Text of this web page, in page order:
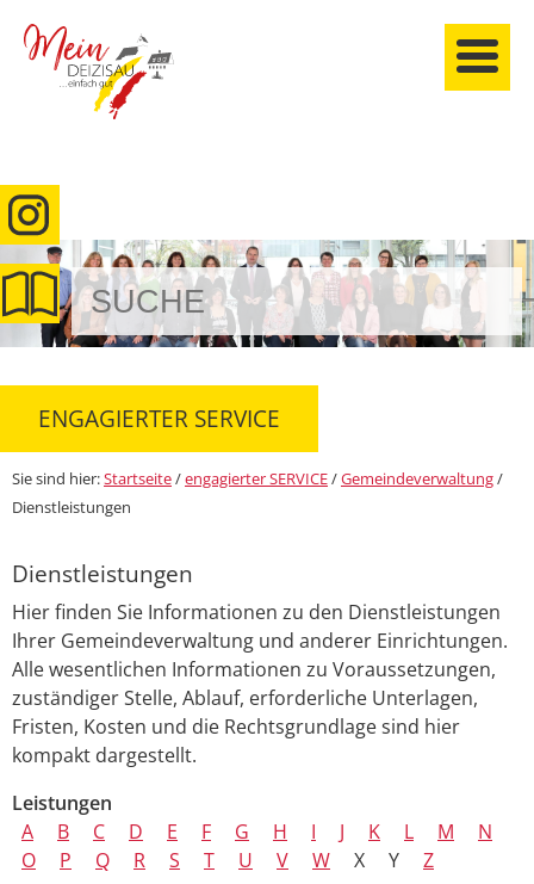
anmelden
ENGAGIERTER SERVICE
Sie sind hier:Startseite/engagierter SERVICE/Gemeindeverwaltung/
Dienstleistungen
Dienstleistungen
Hier finden Sie Informationen zu den Dienstleistungen
Ihrer Gemeindeverwaltung und anderer Einrichtungen.
Alle wesentlichen Informationen zu Voraussetzungen,
zuständiger Stelle, Ablauf, erforderliche Unterlagen,
Fristen, Kosten und die Rechtsgrundlage sind hier
kompakt dargestellt.
Leistungen
A
B C D E F G H I J K L M
N
O
P Q R S T U V W X Y Z